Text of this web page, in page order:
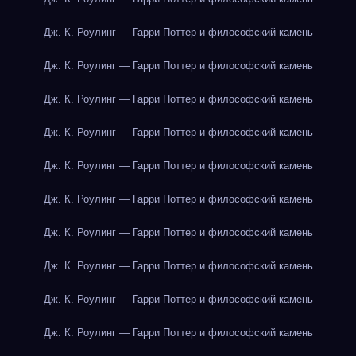
Дж. К. Роулинг — Гарри Поттер и философский камень
Дж. К. Роулинг — Гарри Поттер и философский камень
Дж. К. Роулинг — Гарри Поттер и философский камень
Дж. К. Роулинг — Гарри Поттер и философский камень
Дж. К. Роулинг — Гарри Поттер и философский камень
Дж. К. Роулинг — Гарри Поттер и философский камень
Дж. К. Роулинг — Гарри Поттер и философский камень
Дж. К. Роулинг — Гарри Поттер и философский камень
Дж. К. Роулинг — Гарри Поттер и философский камень
Дж. К. Роулинг — Гарри Поттер и философский камень